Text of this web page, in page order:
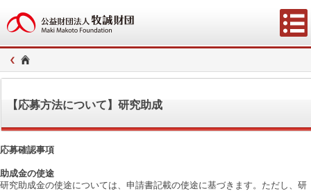
【応募方法について】研究助成
応募確認事項
助成金の使途
研究助成金の使途については、申請書記載の使途に基づきます。ただし、研